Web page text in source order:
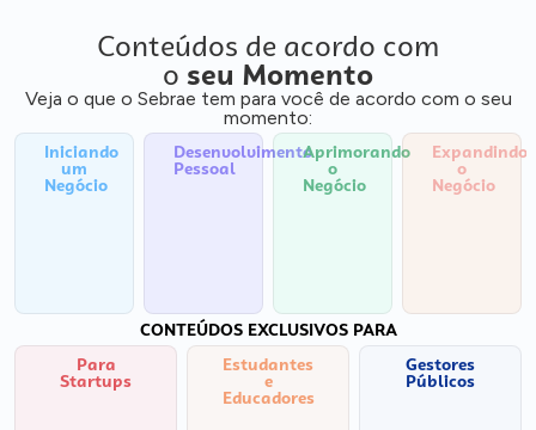
Conteúdos de acordo com
o seu Momento
Veja o que o Sebrae tem para você de acordo com o seu
momento:
Iniciando
um
Negócio
Desenvolvimento
Pessoal
Aprimorando
o
Negócio
Expandindo
o
Negócio
CONTEÚDOS EXCLUSIVOS PARA
Para
Startups
Estudantes
e
Educadores
Gestores
Públicos